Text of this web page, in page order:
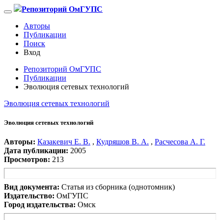
Репозиторий ОмГУПС
Авторы
Публикации
Поиск
Вход
Репозиторий ОмГУПС
Публикации
Эволюция сетевых технологий
Эволюция сетевых технологий
Эволюция сетевых технологий
Авторы: Казакевич Е. В. , Кудряшов В. А. , Расчесова А. Г.
Дата публикации: 2005
Просмотров: 213
Вид документа: Статья из сборника (однотомник)
Издательство: ОмГУПС
Город издательства: Омск